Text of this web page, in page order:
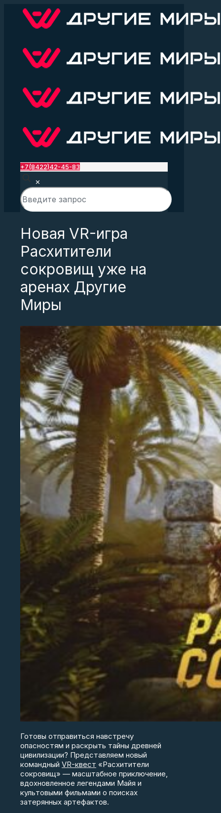
+7(8422)42-45-83
✕
Новая VR-игра
Расхитители
сокровищ уже на
аренах Другие
Миры
Готовы отправиться навстречу
опасностям и раскрыть тайны древней
цивилизации? Представляем новый
командный VR-квест «Расхитители
сокровищ» — масштабное приключение,
вдохновленное легендами Майя и
культовыми фильмами о поисках
затерянных артефактов.